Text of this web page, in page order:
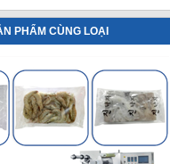
PHẨM CÙNG LOẠI